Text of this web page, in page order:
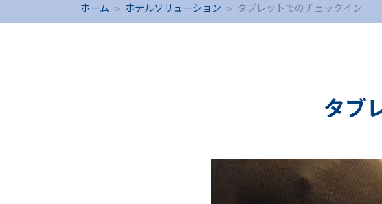
ホーム ホテルソリューション タブレットでのチェックイン
タブ